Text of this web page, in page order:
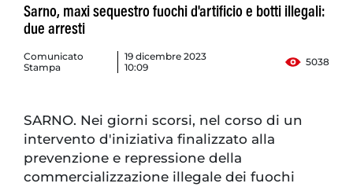
Sarno, maxi sequestro fuochi d'artificio e botti illegali:
due arresti
Comunicato
Stampa
19 dicembre 2023
10:09
5038
SARNO. Nei giorni scorsi, nel corso di un
intervento d'iniziativa finalizzato alla
prevenzione e repressione della
commercializzazione illegale dei fuochi